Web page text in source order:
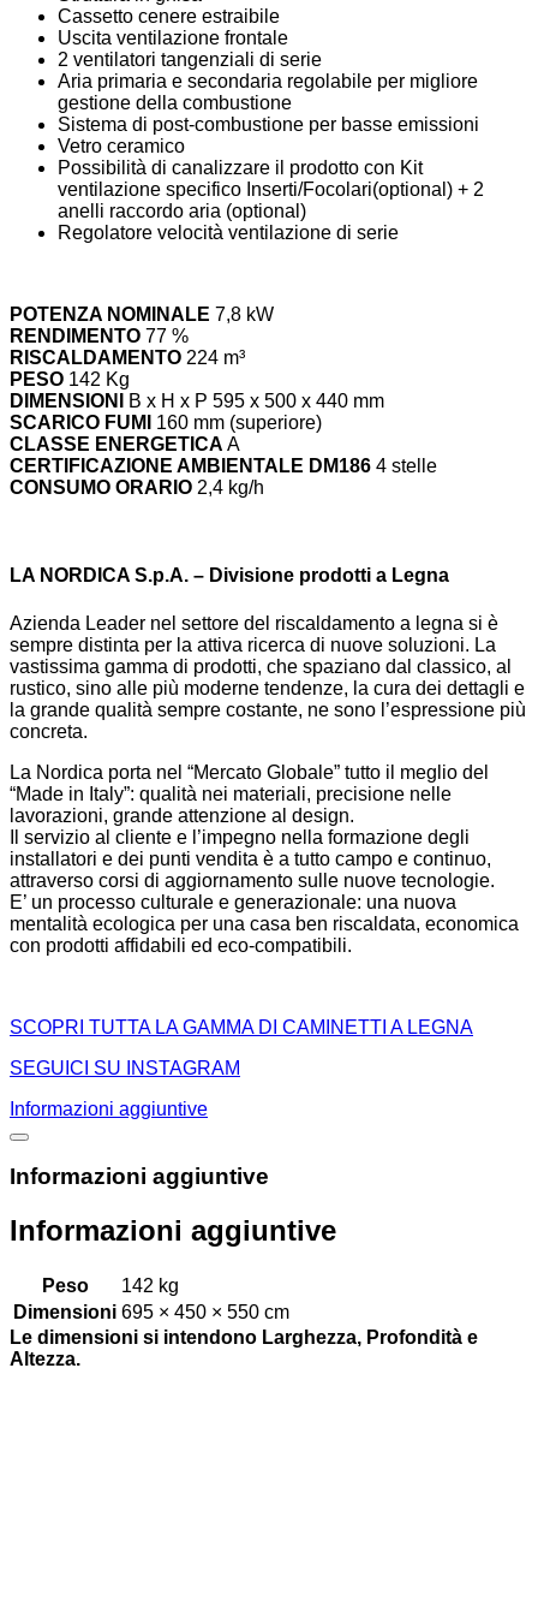
Cassetto cenere estraibile
Uscita ventilazione frontale
2 ventilatori tangenziali di serie
Aria primaria e secondaria regolabile per migliore
gestione della combustione
Sistema di post-combustione per basse emissioni
Vetro ceramico
Possibilità di canalizzare il prodotto con Kit
ventilazione specifico Inserti/Focolari(optional) + 2
anelli raccordo aria (optional)
Regolatore velocità ventilazione di serie
POTENZA NOMINALE 7,8 kW
RENDIMENTO 77 %
RISCALDAMENTO 224 m³
PESO 142 Kg
DIMENSIONI
B x H x P 595 x 500 x 440 mm
SCARICO FUMI
160 mm (superiore)
CLASSE ENERGETICA A
CERTIFICAZIONE AMBIENTALE DM186 4 stelle
CONSUMO ORARIO 2,4 kg/h
LA NORDICA S.p.A. – Divisione prodotti a Legna
Azienda Leader nel settore del riscaldamento a legna si è
sempre distinta per la attiva ricerca di nuove soluzioni. La
vastissima gamma di prodotti, che spaziano dal classico, al
rustico, sino alle più moderne tendenze, la cura dei dettagli e
la grande qualità sempre costante, ne sono l’espressione più
concreta.
La Nordica porta nel “Mercato Globale” tutto il meglio del
“Made in Italy”: qualità nei materiali, precisione nelle
lavorazioni, grande attenzione al design.
Il servizio al cliente e l’impegno nella formazione degli
installatori e dei punti vendita è a tutto campo e continuo,
attraverso corsi di aggiornamento sulle nuove tecnologie.
E’ un processo culturale e generazionale: una nuova
mentalità ecologica per una casa ben riscaldata, economica
con prodotti affidabili ed eco-compatibili.
SCOPRI TUTTA LA GAMMA DI CAMINETTI A LEGNA
SEGUICI SU INSTAGRAM
Informazioni aggiuntive
Informazioni aggiuntive
Informazioni aggiuntive
Peso
142 kg
Dimensioni 695 × 450 × 550 cm
Le dimensioni si intendono Larghezza, Profondità e
Altezza.